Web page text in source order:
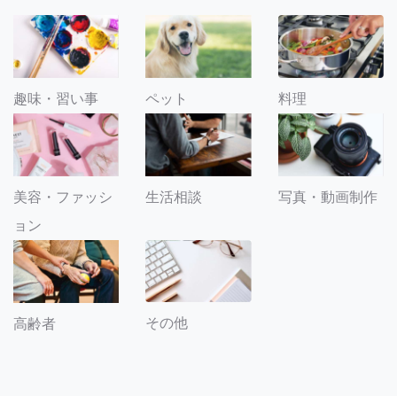
趣味・習い事 ペット 料理
美容・ファッシ
ョン
生活相談 写真・動画制作
高齢者 その他